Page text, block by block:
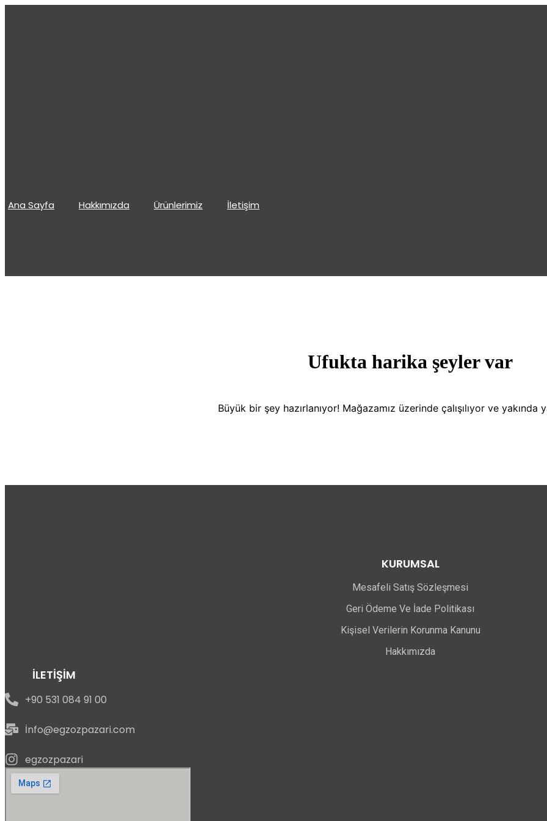
Ana Sayfa Hakkımızda Ürünlerimiz İletişim
Ufukta harika şeyler var
Büyük bir şey hazırlanıyor! Mağazamız üzerinde çalışılıyor ve yakında
KURUMSAL
Mesafeli Satış Sözleşmesi
Geri Ödeme Ve İade Politikası
Kişisel Verilerin Korunma Kanunu
Hakkımızda
İLETİŞİM
+90 531 084 91 00
İnfo@egzozpazari.com
egzozpazari